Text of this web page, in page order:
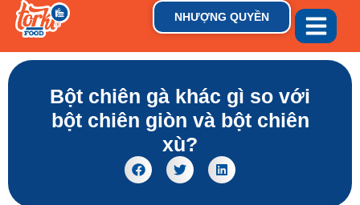
NHƯỢNG QUYỀN
Bột chiên gà khác gì so với
bột chiên giòn và bột chiên
xù?